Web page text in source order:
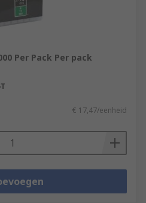
Per Pack Per pack
€ 17,47/eenheid